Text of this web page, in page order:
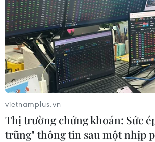
#Ngân hàng Nhà nước
#Bán ngoại tệ
#Bình ổn thị trường
#Tỷ giá trung tâm
#Chính sách tiền tệ
vietnamplus.vn
Thị trường chứng khoán: Sức
trũng" thông tin sau một nhịp